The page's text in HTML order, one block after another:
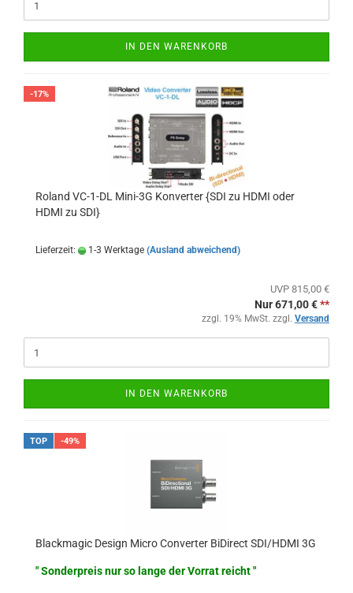
IN DEN WARENKORB
-17%
Roland VC-1-DL Mini-3G Konverter {SDI zu HDMI oder
HDMI zu SDI}
Lieferzeit: 1-3 Werktage (Ausland abweichend)
UVP 815,00 €
Nur 671,00 €**
zzgl. 19% MwSt. zzgl. Versand
IN DEN WARENKORB
TOP -49%
Blackmagic Design Micro Converter BiDirect SDI/HDMI 3G
" Sonderpreis nur so lange der Vorrat reicht "